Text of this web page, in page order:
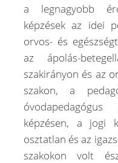
a legnagyobb
képzések az idei
orvos- és
az ápolás-
szakirányon és az
szakon, a
képzésen, a jogi
osztatlan és az
szakokon volt